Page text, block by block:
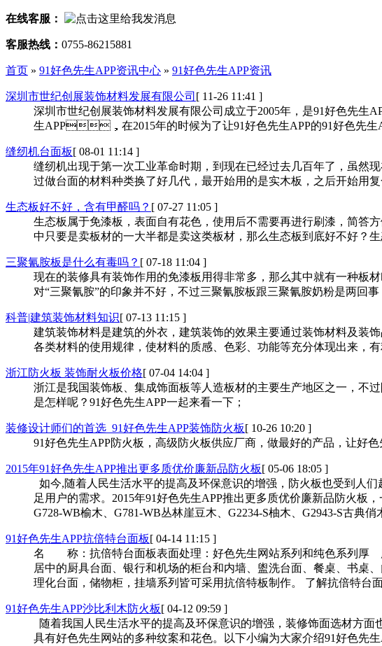
在线客服：
客服热线： 0755-86215881
首页 » 91好色先生APP资讯中心 » 91好色先生APP资讯
深圳市世纪创展装饰材料发展有限公司 [ 11-26 11:41 ]
深圳市世纪创展装饰材料发展有限公司成立于2005年，是91好色先生
生APP，在2015年的时候为了让91好色先生APP的91好色先生
缝纫机台面板[ 08-01 11:14 ]
缝纫机出现于第一次工业革命时期，到现在已经过去几百年了，虽
过做台面的材料种类换了好几代，最开始用的是实木板，之后开始用复合
生态板好不好，含有甲醛吗？ [ 07-27 11:05 ]
生态板属于免漆板，表面自有花色，使用后不需要再进行刷漆，简答
中只要是卖板材的一大半都是卖这类板材，那么生态板到底好不好？生
三聚氰胺板是什么有毒吗？ [ 07-18 11:04 ]
现在的装修具有装饰作用的免漆板用得非常多，那么其中就有一种板材
对“三聚氰胺”的印象并不好，不过三聚氰胺板跟三聚氰胺奶粉是两回事
科普|建筑装饰材料知识[ 07-13 11:15 ]
建筑装饰材料是建筑的外衣，建筑装饰的效果主要通过装饰材料及装饰品的质
各类材料的使用规律，使材料的质感、色彩、功能等充分体现出来
浙江防火板 装饰耐火板价格[ 07-04 14:04 ]
浙江是我国装饰板、集成饰面板等人造板材的主要生产地区之一，
是怎样呢？91好色先生APP一起来看一下；
装修设计师们的首选_91好色先生APP装饰防火板[ 10-26 10:20 ]
91好色先生APP防火板，高级防火板供应厂商，做最好的产品，让好
2015年91好色先生APP推出更多质优价廉新品防火板[ 05-06 18:05 ]
如今,随着人民生活水平的提高及环保意识的增强，防火板也受到人
足用户的需求。2015年91好色先生APP推出更多质优价廉新品防火板
G728-WB榆木、G781-WB丛林崖豆木、G2234-S柚木、G2943-S古
91好色先生APP抗倍特台面板[ 04-14 11:15 ]
名 称：抗倍特台面板表面处理：好色先生网站系列和纯色系列厚
居中的厨具台面、银行和机场的柜台和内墙、盥洗台面、餐桌、书桌、门
理化台面，储物柜，挂墙系列皆可采用抗倍特板制作。 了解抗倍
91好色先生APP沙比利木防火板[ 04-12 09:59 ]
随着我国人民生活水平的提高及环保意识的增强，装修饰面选材方面也
具有好色先生网站的多种纹案和花色。以下小编为大家介绍91好色先生